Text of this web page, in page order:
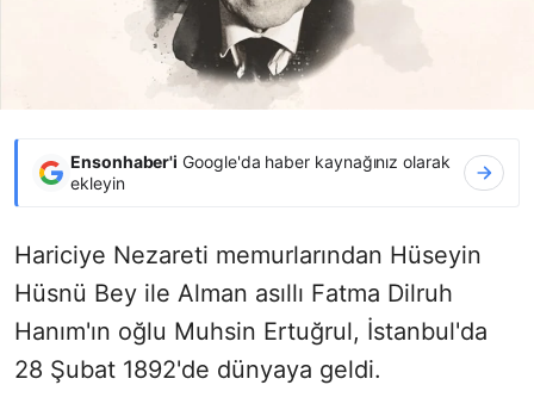
Ensonhaber'i Google'da haber kaynağınız olarak
ekleyin
Hariciye Nezareti memurlarından Hüseyin
Hüsnü Bey ile Alman asıllı Fatma Dilruh
Hanım'ın oğlu Muhsin Ertuğrul, İstanbul'da
28 Şubat 1892'de dünyaya geldi.